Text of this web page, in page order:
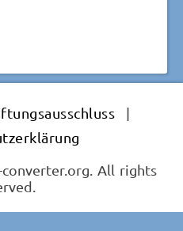
|
All rights